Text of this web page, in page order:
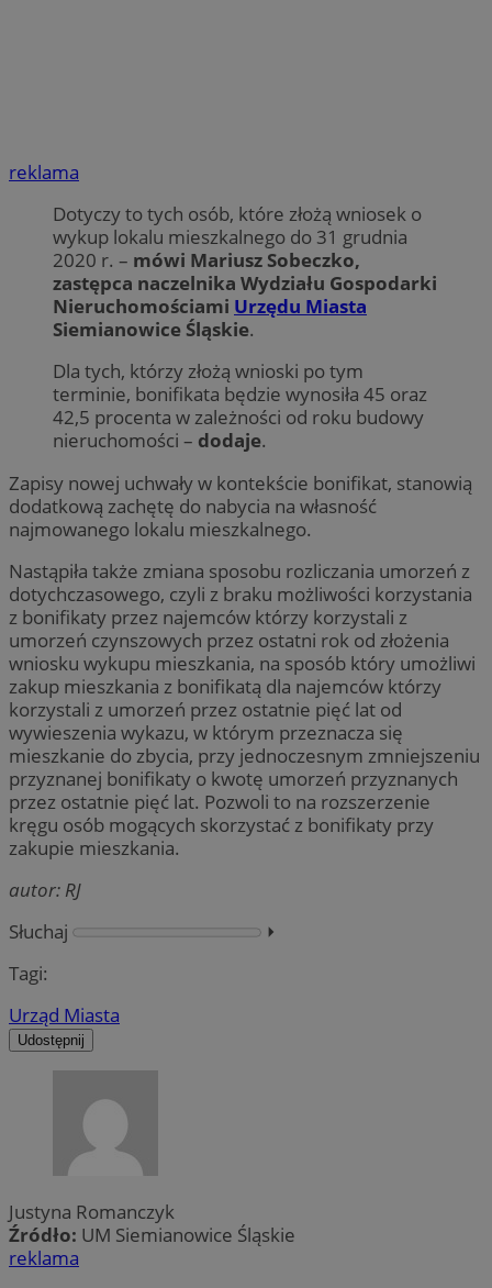
reklama
Dotyczy to tych osób, które złożą wniosek o
wykup lokalu mieszkalnego do 31 grudnia
2020 r. – mówi Mariusz Sobeczko,
zastępca naczelnika Wydziału Gospodarki
Nieruchomościami Urzędu Miasta
Siemianowice Śląskie.
Dla tych, którzy złożą wnioski po tym
terminie, bonifikata będzie wynosiła 45 oraz
42,5 procenta w zależności od roku budowy
nieruchomości – dodaje.
Zapisy nowej uchwały w kontekście bonifikat, stanowią
dodatkową zachętę do nabycia na własność
najmowanego lokalu mieszkalnego.
Nastąpiła także zmiana sposobu rozliczania umorzeń z
dotychczasowego, czyli z braku możliwości korzystania
z bonifikaty przez najemców którzy korzystali z
umorzeń czynszowych przez ostatni rok od złożenia
wniosku wykupu mieszkania, na sposób który umożliwi
zakup mieszkania z bonifikatą dla najemców którzy
korzystali z umorzeń przez ostatnie pięć lat od
wywieszenia wykazu, w którym przeznacza się
mieszkanie do zbycia, przy jednoczesnym zmniejszeniu
przyznanej bonifikaty o kwotę umorzeń przyznanych
przez ostatnie pięć lat. Pozwoli to na rozszerzenie
kręgu osób mogących skorzystać z bonifikaty przy
zakupie mieszkania.
autor: RJ
Słuchaj
⏵︎
Tagi:
Urząd Miasta
Udostępnij
Justyna Romanczyk
Źródło: UM Siemianowice Śląskie
reklama